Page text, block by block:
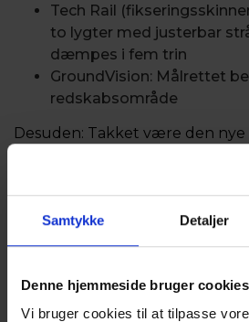
Samtykke Detaljer
Denne hjemmeside bruger cookies
Vi bruger cookies til at tilpasse
Tech Rail
to lygter med justerbar
dæmpes i fem trin
GroundVision: Målrettet
redskabsområde
Desuden: Takket være den
bag kan arbejdslygter og
FendtONE-terminalen og du